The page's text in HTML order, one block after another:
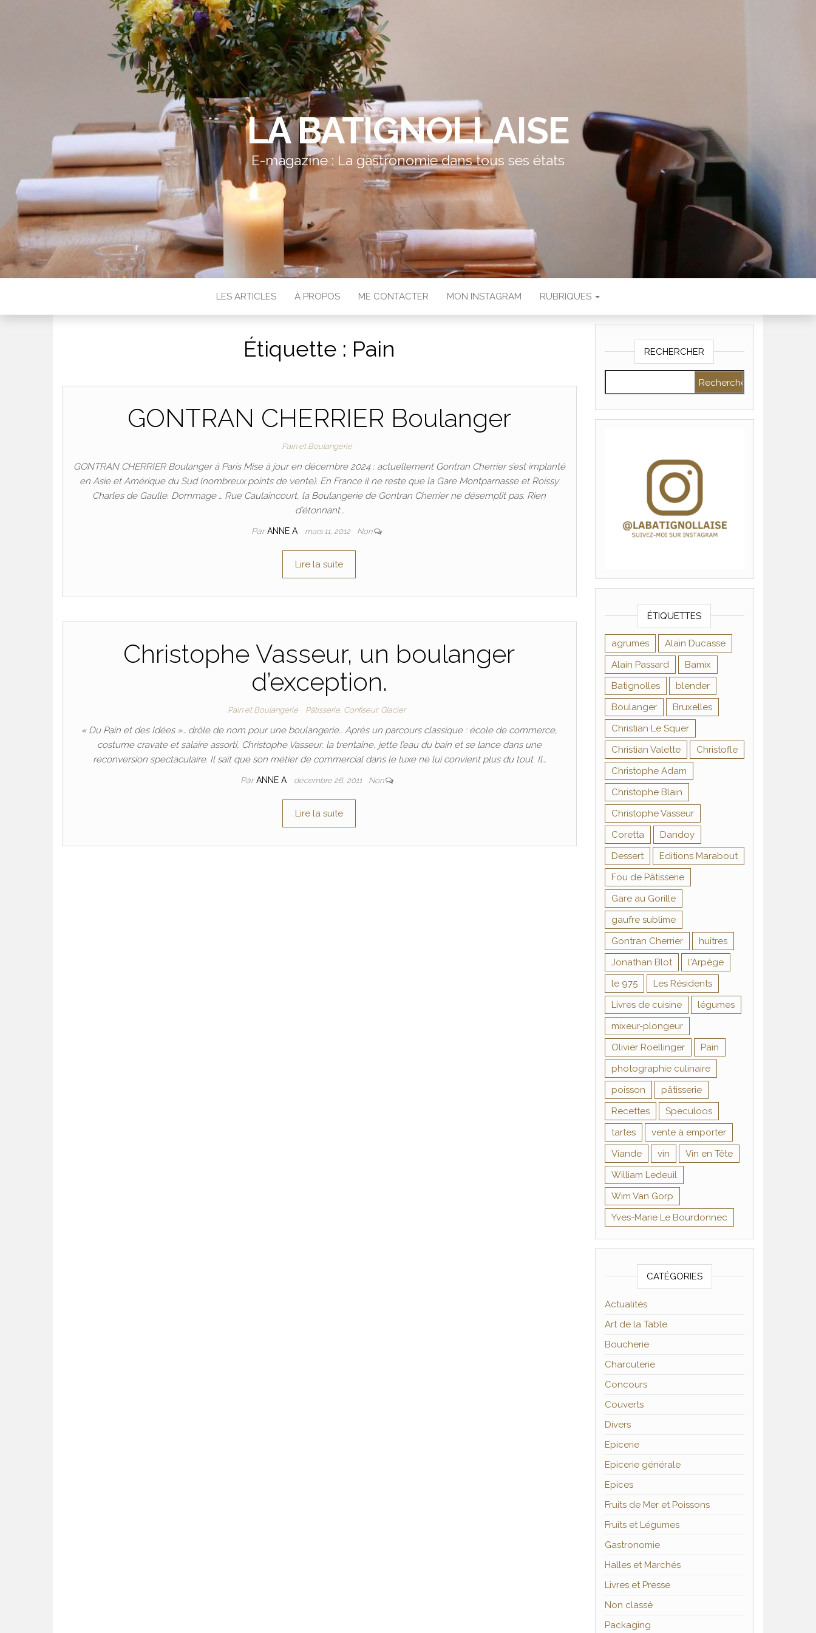
LA BATIGNOLLAISE
E-magazine : La gastronomie dans tous ses états
LES ARTICLES À PROPOS ME CONTACTER MON INSTAGRAM RUBRIQUES
Étiquette : Pain
GONTRAN CHERRIER Boulanger
Pain et Boulangerie
GONTRAN CHERRIER Boulanger à Paris Mise à jour en décembre 2024 : actuellement Gontran Cherrier s’est implanté
en Asie et Amérique du Sud (nombreux points de vente). En France il ne reste que la Gare Montparnasse et Roissy
Charles de Gaulle. Dommage … Rue Caulaincourt, la Boulangerie de Gontran Cherrier ne désemplit pas. Rien
d’étonnant…
ParANNE A mars 11, 2012 Non
Lire la suite
Christophe Vasseur, un boulanger
d’exception.
Pain et Boulangerie Pâtisserie, Confiseur, Glacier
« Du Pain et des Idées »… drôle de nom pour une boulangerie… Après un parcours classique : école de commerce,
costume cravate et salaire assorti, Christophe Vasseur, la trentaine, jette l’eau du bain et se lance dans une
reconversion spectaculaire. Il sait que son métier de commercial dans le luxe ne lui convient plus du tout. Il…
ParANNE A décembre 26, 2011 Non
Lire la suite
RECHERCHER
ÉTIQUETTES
agrumes
Alain Ducasse
Alain Passard
Bamix
Batignolles
blender
Boulanger
Bruxelles
Christian Le Squer
Christian Valette
Christofle
Christophe Adam
Christophe Blain
Christophe Vasseur
Coretta
Dandoy
Dessert
Editions Marabout
Fou de Pâtisserie
Gare au Gorille
gaufre sublime
Gontran Cherrier
huîtres
Jonathan Blot
l'Arpège
le 975
Les Résidents
Livres de cuisine
légumes
mixeur-plongeur
Olivier Roellinger
Pain
photographie culinaire
poisson
pâtisserie
Recettes
Speculoos
tartes
vente à emporter
Viande
vin
Vin en Tête
William Ledeuil
Wim Van Gorp
Yves-Marie Le Bourdonnec
CATÉGORIES
Actualités
Art de la Table
Boucherie
Charcuterie
Concours
Couverts
Divers
Epicerie
Epicerie générale
Epices
Fruits de Mer et Poissons
Fruits et Légumes
Gastronomie
Halles et Marchés
Livres et Presse
Non classé
Packaging